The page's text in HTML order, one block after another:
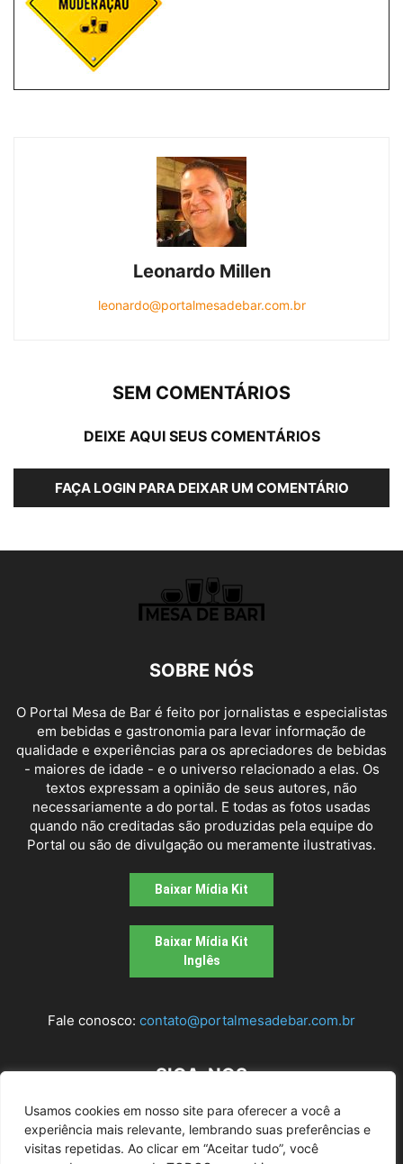
Usamos cookies em nosso site para oferecer a você a
experiência mais relevante, lembrando suas preferências e
visitas repetidas. Ao clicar em “Aceitar tudo”, você
Leonardo Millen
leonardo@portalmesadebar.com.br
SEM COMENTÁRIOS
DEIXE AQUI SEUS COMENTÁRIOS
FAÇA LOGIN PARA DEIXAR UM COMENTÁRIO
SOBRE NÓS
O Portal Mesa de Bar é feito por jornalistas e especialistas
em bebidas e gastronomia para levar informação de
qualidade e experiências para os apreciadores de bebidas
- maiores de idade - e o universo relacionado a elas. Os
textos expressam a opinião de seus autores, não
necessariamente a do portal. E todas as fotos usadas
quando não creditadas são produzidas pela equipe do
Portal ou são de divulgação ou meramente ilustrativas.
Baixar Mídia Kit
Baixar Mídia Kit
Inglês
Fale conosco: contato@portalmesadebar.com.br
SIGA-NOS